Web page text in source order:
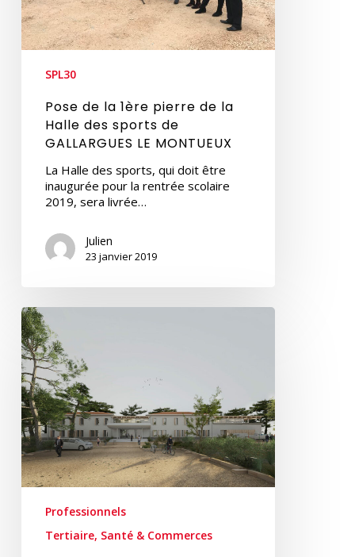
sports
de
GALLARGUES
MONTUEUX
SPL30
Pose de la 1ère pierre de la
Halle des sports de
GALLARGUES LE MONTUEUX
La Halle des sports, qui doit être
inaugurée pour la rentrée scolaire
2019, sera livrée…
Julien
23 janvier 2019
ANCIEN
SITE
DU
CHU
AU
GRAU
DU
ROI
Professionnels
Tertiaire, Santé & Commerces